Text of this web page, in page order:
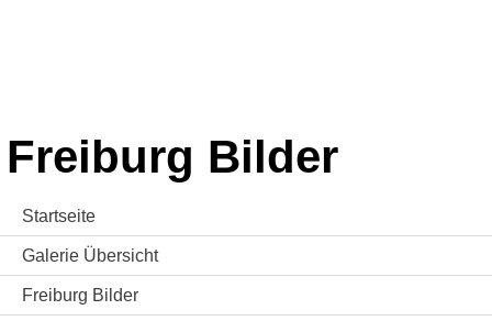
Freiburg Bilder
Startseite
Galerie Übersicht
Freiburg Bilder